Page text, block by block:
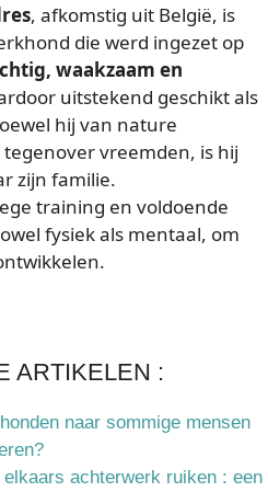
, afkomstig uit België, is
die werd ingezet op
waakzaam en
uitstekend geschikt als
hij van nature
vreemden, is hij
zijn familie.
training en voldoende
fysiek als mentaal, om
ARTIKELEN :
naar sommige mensen
elkaars achterwerk ruiken : een